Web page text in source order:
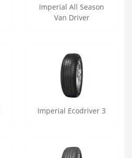
Imperial All Season
Van Driver
Imperial Ecodriver 3